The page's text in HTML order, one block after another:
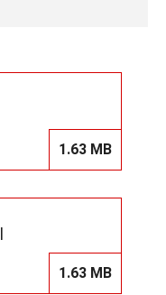
1.63 MB
1.63 MB